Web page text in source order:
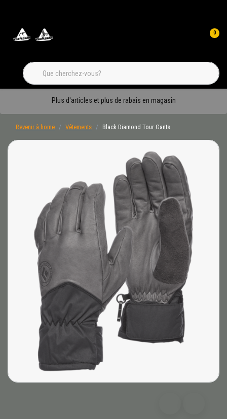
0
Plus d'articles et plus de rabais en magasin
Revenir à home Vêtements Black Diamond Tour Gants